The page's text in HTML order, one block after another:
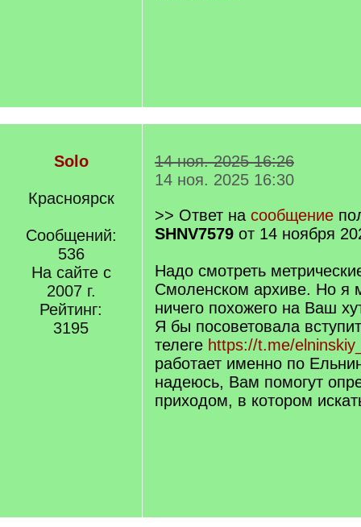
Solo
Красноярск
Сообщений:
536
На сайте с
2007 г.
Рейтинг:
3195
14 ноя. 2025 16:26
14 ноя. 2025 16:30
>> Ответ на сообщение
SHNV7579 от 14 ноября
Надо смотреть
Смоленском архиве. Но я
ничего похожего на Ваш
Я бы посоветовала
телеге https://t.me/
работает именно по
надеюсь, Вам помогут
приходом, в котором